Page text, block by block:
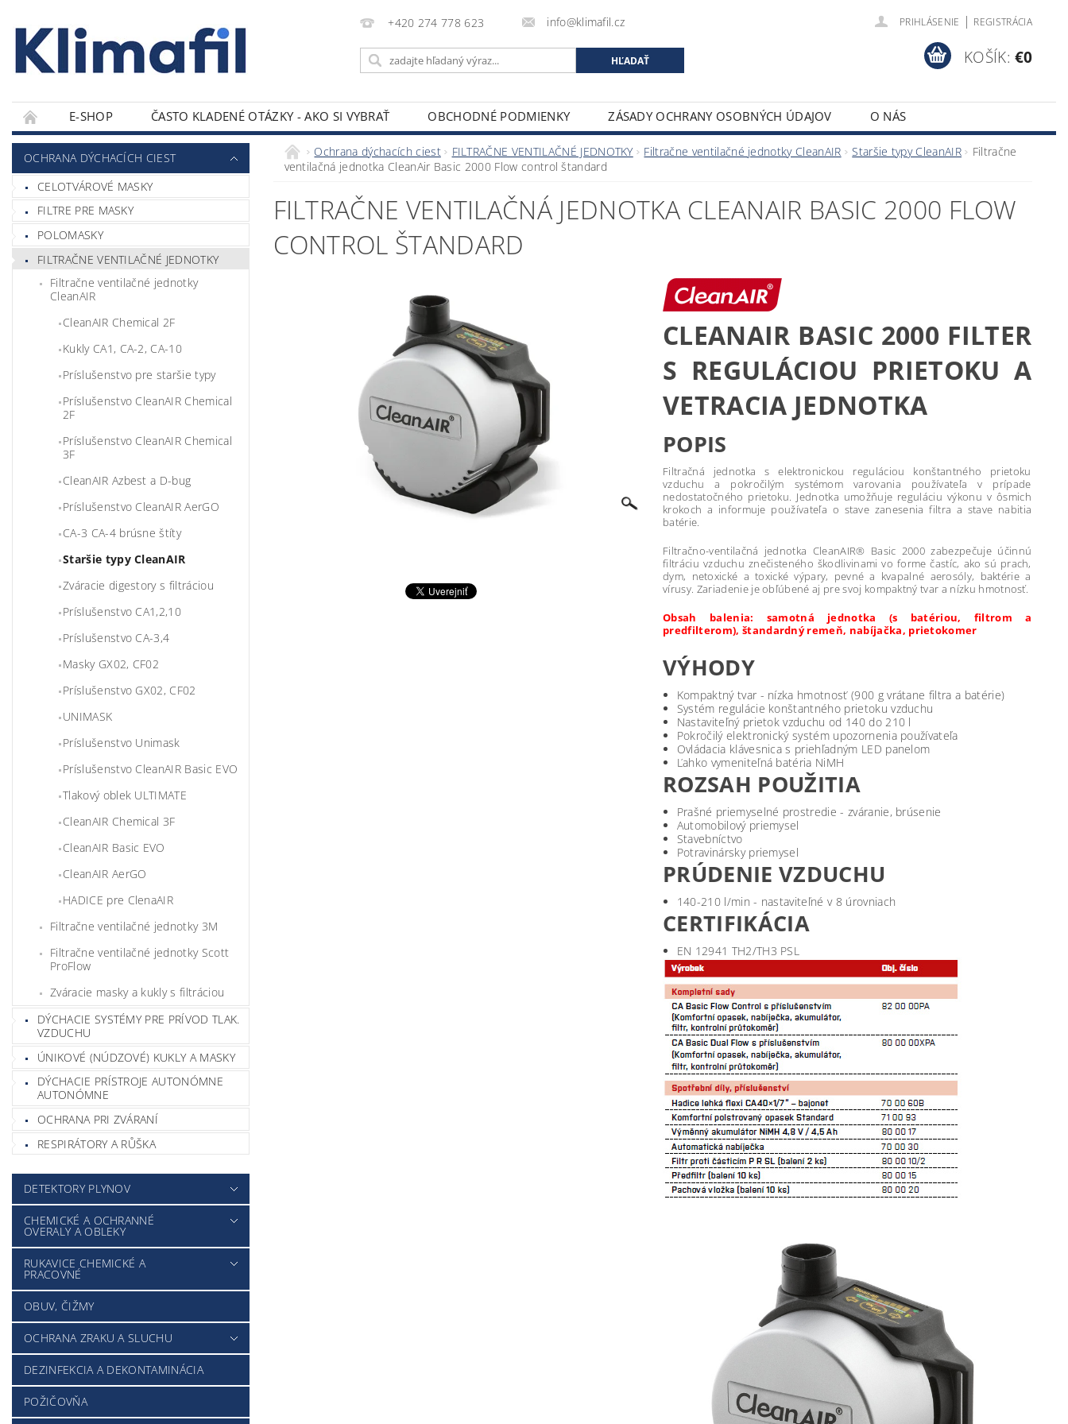
+420 274 778 623 info@klimafil.cz PRIHLÁSENIE | REGISTRÁCIA
KOŠÍK: €0
E-SHOP ČASTO KLADENÉ OTÁZKY - AKO SI VYBRAŤ OBCHODNÉ PODMIENKY ZÁSADY OCHRANY OSOBNÝCH ÚDAJOV
O NÁS
KONTAKTY
OCHRANA DÝCHACÍCH CIEST
CELOTVÁROVÉ MASKY
FILTRE PRE MASKY
POLOMASKY
FILTRAČNE VENTILAČNÉ JEDNOTKY
Filtračne ventilačné jednotky
CleanAIR
CleanAIR Chemical 2F
Kukly CA1, CA-2, CA-10
Príslušenstvo pre staršie typy
Príslušenstvo CleanAIR Chemical
2F
Príslušenstvo CleanAIR Chemical
3F
CleanAIR Azbest a D-bug
Príslušenstvo CleanAIR AerGO
CA-3 CA-4 brúsne štíty
Staršie typy CleanAIR
Zváracie digestory s filtráciou
Príslušenstvo CA1,2,10
Príslušenstvo CA-3,4
Masky GX02, CF02
Príslušenstvo GX02, CF02
UNIMASK
Príslušenstvo Unimask
Príslušenstvo CleanAIR Basic EVO
Tlakový oblek ULTIMATE
CleanAIR Chemical 3F
CleanAIR Basic EVO
CleanAIR AerGO
HADICE pre ClenaAIR
Filtračne ventilačné jednotky 3M
Filtračne ventilačné jednotky Scott
ProFlow
Zváracie masky a kukly s filtráciou
DÝCHACIE SYSTÉMY PRE PRÍVOD TLAK.
VZDUCHU
ÚNIKOVÉ (NÚDZOVÉ) KUKLY A MASKY
DÝCHACIE PRÍSTROJE AUTONÓMNE
AUTONÓMNE
OCHRANA PRI ZVÁRANÍ
RESPIRÁTORY A RŮŠKA
DETEKTORY PLYNOV
CHEMICKÉ A OCHRANNÉ
OVERALY A OBLEKY
RUKAVICE CHEMICKÉ A
PRACOVNÉ
OBUV, ČIŽMY
OCHRANA ZRAKU A SLUCHU
DEZINFEKCIA A DEKONTAMINÁCIA
POŽIČOVŇA
Ochrana dýchacích ciest FILTRAČNE VENTILAČNÉ JEDNOTKY Filtračne ventilačné jednotky CleanAIR Staršie typy CleanAIR
Filtračne
ventilačná jednotka CleanAir Basic 2000 Flow control štandard
FILTRAČNE VENTILAČNÁ JEDNOTKA CLEANAIR BASIC 2000 FLOW
CONTROL ŠTANDARD
CLEANAIR BASIC 2000 FILTER
S REGULÁCIOU PRIETOKU A
VETRACIA JEDNOTKA
POPIS
Filtračná jednotka s elektronickou reguláciou konštantného prietoku
vzduchu a pokročilým systémom varovania používateľa v prípade
nedostatočného prietoku. Jednotka umožňuje reguláciu výkonu v ôsmich
krokoch a informuje používateľa o stave zanesenia filtra a stave nabitia
batérie.
Filtračno-ventilačná jednotka CleanAIR® Basic 2000 zabezpečuje účinnú
filtráciu vzduchu znečisteného škodlivinami vo forme častíc, ako sú prach,
dym, netoxické a toxické výpary, pevné a kvapalné aerosóly, baktérie a
vírusy. Zariadenie je obľúbené aj pre svoj kompaktný tvar a nízku hmotnosť.
Obsah balenia: samotná jednotka (s batériou, filtrom a
predfilterom), štandardný remeň, nabíjačka, prietokomer
VÝHODY
Kompaktný tvar - nízka hmotnosť (900 g vrátane filtra a batérie)
Systém regulácie konštantného prietoku vzduchu
Nastaviteľný prietok vzduchu od 140 do 210 l
Pokročilý elektronický systém upozornenia používateľa
Ovládacia klávesnica s priehľadným LED panelom
Ľahko vymeniteľná batéria NiMH
ROZSAH POUŽITIA
Prašné priemyselné prostredie - zváranie, brúsenie
Automobilový priemysel
Stavebníctvo
Potravinársky priemysel
PRÚDENIE VZDUCHU
140-210 l/min - nastaviteľné v 8 úrovniach
CERTIFIKÁCIA
EN 12941 TH2/TH3 PSL